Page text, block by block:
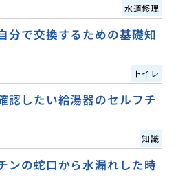
水道修理
分で交換するための基礎知
トイレ
認したい給湯器のセルフチ
知識
ンの蛇口から水漏れした時